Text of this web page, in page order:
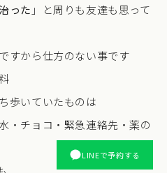
LINEで予約する
った 」と周りも友達も思って
すから仕方のない事です
歩いていたものは
・チョコ・緊急連絡先・薬の